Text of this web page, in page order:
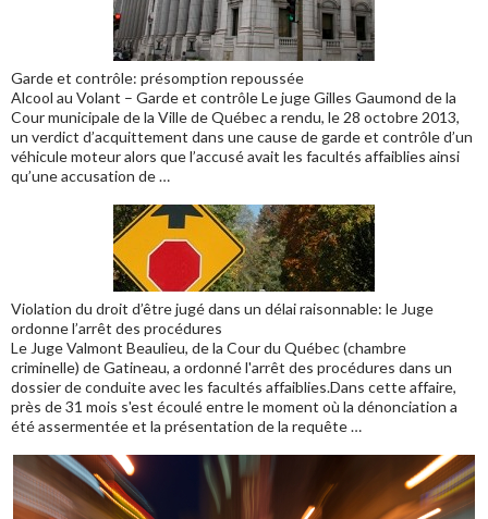
Garde et contrôle: présomption repoussée
Alcool au Volant – Garde et contrôle Le juge Gilles Gaumond de la
Cour municipale de la Ville de Québec a rendu, le 28 octobre 2013,
un verdict d’acquittement dans une cause de garde et contrôle d’un
véhicule moteur alors que l’accusé avait les facultés affaiblies ainsi
qu’une accusation de …
Violation du droit d’être jugé dans un délai raisonnable: le Juge
ordonne l’arrêt des procédures
Le Juge Valmont Beaulieu, de la Cour du Québec (chambre
criminelle) de Gatineau, a ordonné l'arrêt des procédures dans un
dossier de conduite avec les facultés affaiblies.Dans cette affaire,
près de 31 mois s'est écoulé entre le moment où la dénonciation a
été assermentée et la présentation de la requête …